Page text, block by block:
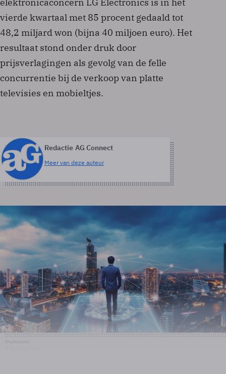
vierde kwartaal met 85 procent gedaald tot
48,2 miljard won (bijna 40 miljoen euro). Het
resultaat stond onder druk door
prijsverlagingen als gevolg van de felle
concurrentie bij de verkoop van platte
televisies en mobieltjes.
Redactie AG Connect
Meer van deze auteur